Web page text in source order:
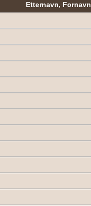
Etternavn, Fornavn